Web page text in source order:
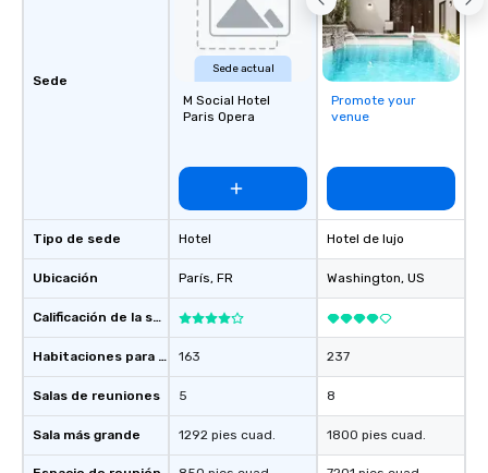
Sede
Tipo de sede
Ubicación
Calificación de la sede
Habitaciones para huéspedes
Salas de reuniones
Sala más grande
Sede actual
M Social Hotel
Paris Opera
Hotel
París, FR
163
5
1292 pies cuad.
Promote your
venue
Hotel de lujo
Washington, US
237
8
1800 pies cuad.